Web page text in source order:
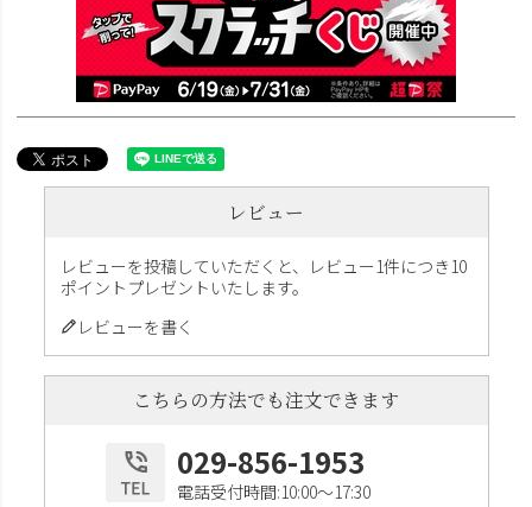
レビュー
レビューを投稿していただくと、レビュー1件につき10
ポイントプレゼントいたします。
レビューを書く
こちらの方法でも注文できます
029-856-1953
電話受付時間:10:00〜17:30